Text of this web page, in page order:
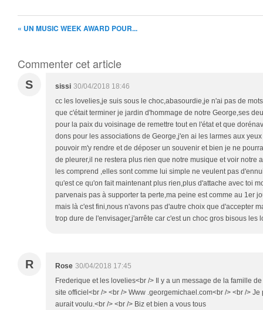
« UN MUSIC WEEK AWARD POUR...
Commenter cet article
S sissi 30/04/2018 18:46
cc les lovelies,je suis sous le choc,abasourdie,je n'ai pas de
que c'était terminer je jardin d'hommage de notre George,ses
pour la paix du voisinage de remettre tout en l'état et que
dons pour les associations de George,j'en ai les larmes aux
pouvoir m'y rendre et de déposer un souvenir et bien je ne
de pleurer,il ne restera plus rien que notre musique et voir notre
les comprend ,elles sont comme lui simple ne veulent pas
qu'est ce qu'on fait maintenant plus rien,plus d'attache avec toi
parvenais pas à supporter ta perte,ma peine est comme au 1er
mais là c'est fini,nous n'avons pas d'autre choix que d'accepter
trop dure de l'envisager,j'arrête car c'est un choc gros bisous les
R Rose 30/04/2018 17:45
Frederique et les lovelies<br /> Il y a un message de la famille
site officiel<br /> <br /> Www .georgemichael.com<br /> <br />
aurait voulu.<br /> <br /> Biz et bien a vous tous